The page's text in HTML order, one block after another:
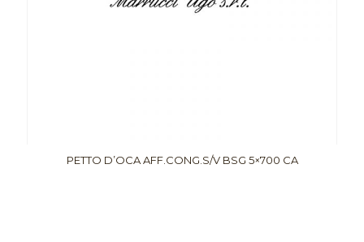
PETTO D’OCA AFF.CONG.S/V BSG 5×700 CA